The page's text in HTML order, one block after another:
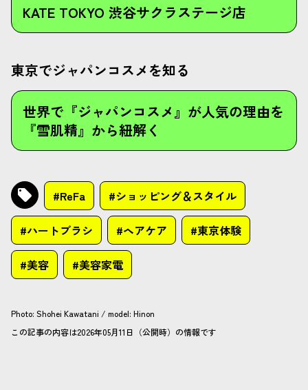
KATE TOKYO 渋谷サクラステージ店
東京でジャパンコスメを知る
世界で『ジャパンコスメ』が人気の理由を
『雪肌精』から紐解く
#ReFa #ショッピング＆スタイル
#ハートブラシ #ヘアケア #東京体験
#美容 #美容家電
Photo: Shohei Kawatani / model: Hinon
この記事の内容は2026年05月11日（公開時）の情報です